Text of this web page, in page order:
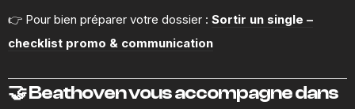
👉 Pour bien préparer votre dossier : Sortir un single –
checklist promo & communication
🤝 Beathoven vous accompagne dans